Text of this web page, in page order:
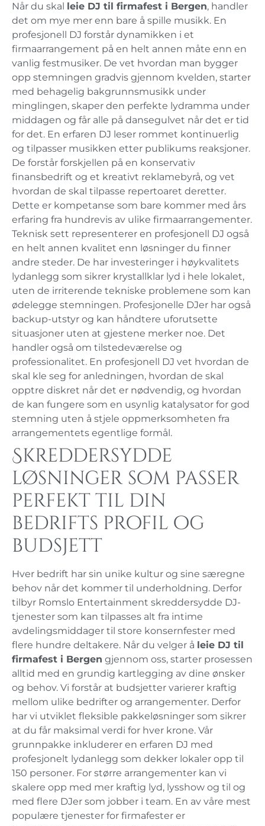
Når du skal leie DJ til firmafest i Bergen, handler
det om mye mer enn bare å spille musikk. En
profesjonell DJ forstår dynamikken i et
firmaarrangement på en helt annen måte enn en
vanlig festmusiker. De vet hvordan man bygger
opp stemningen gradvis gjennom kvelden, starter
med behagelig bakgrunnsmusikk under
minglingen, skaper den perfekte lydramma under
middagen og får alle på dansegulvet når det er tid
for det. En erfaren DJ leser rommet kontinuerlig
og tilpasser musikken etter publikums reaksjoner.
De forstår forskjellen på en konservativ
finansbedrift og et kreativt reklamebyrå, og vet
hvordan de skal tilpasse repertoaret deretter.
Dette er kompetanse som bare kommer med års
erfaring fra hundrevis av ulike firmaarrangementer.
Teknisk sett representerer en profesjonell DJ også
en helt annen kvalitet enn løsninger du finner
andre steder. De har investeringer i høykvalitets
lydanlegg som sikrer krystallklar lyd i hele lokalet,
uten de irriterende tekniske problemene som kan
ødelegge stemningen. Profesjonelle DJer har også
backup-utstyr og kan håndtere uforutsette
situasjoner uten at gjestene merker noe. Det
handler også om tilstedeværelse og
professionalitet. En profesjonell DJ vet hvordan de
skal kle seg for anledningen, hvordan de skal
opptre diskret når det er nødvendig, og hvordan
de kan fungere som en usynlig katalysator for god
stemning uten å stjele oppmerksomheten fra
arrangementets egentlige formål.
Skreddersydde
løsninger som passer
perfekt til din
bedrifts profil og
budsjett
Hver bedrift har sin unike kultur og sine særegne
behov når det kommer til underholdning. Derfor
tilbyr Romslo Entertainment skreddersydde DJ-
tjenester som kan tilpasses alt fra intime
avdelingsmiddager til store konsernfester med
flere hundre deltakere. Når du velger å leie DJ til
firmafest i Bergen gjennom oss, starter prosessen
alltid med en grundig kartlegging av dine ønsker
og behov. Vi forstår at budsjetter varierer kraftig
mellom ulike bedrifter og arrangementer. Derfor
har vi utviklet fleksible pakkeløsninger som sikrer
at du får maksimal verdi for hver krone. Vår
grunnpakke inkluderer en erfaren DJ med
profesjonelt lydanlegg som dekker lokaler opp til
150 personer. For større arrangementer kan vi
skalere opp med mer kraftig lyd, lysshow og til og
med flere DJer som jobber i team. En av våre mest
populære tjenester for firmafester er